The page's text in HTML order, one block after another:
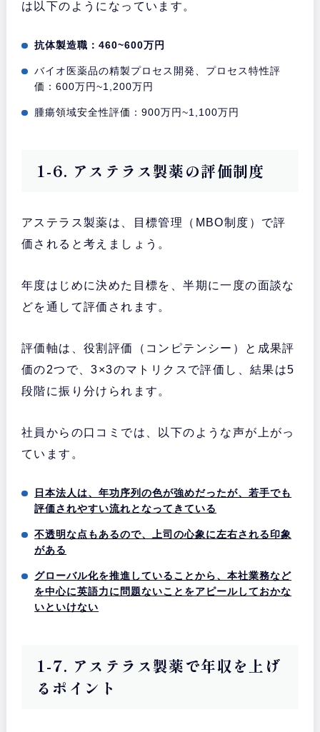
は以下のようになっています。
抗体製造職：460~600万円
バイオ医薬品の精製プロセス開発、プロセス特性評
価：600万円~1,200万円
腫瘍領域安全性評価：900万円~1,100万円
1-6. アステラス製薬の評価制度
アステラス製薬は、目標管理（MBO制度）で評
価されると考えましょう。
年度はじめに決めた目標を、半期に一度の面談な
どを通して評価されます。
評価軸は、役割評価（コンピテンシー）と成果評
価の2つで、3×3のマトリクスで評価し、結果は5
段階に振り分けられます。
社員からの口コミでは、以下のような声が上がっ
ています。
日本法人は、年功序列の色が強めだったが、若手でも
評価されやすい流れとなってきている
不透明な点もあるので、上司の心象に左右される印象
がある
グローバル化を推進していることから、本社業務など
を中心に英語力に問題ないことをアピールしておかな
いといけない
1-7. アステラス製薬で年収を上げ
るポイント